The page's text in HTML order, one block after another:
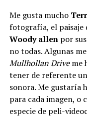
Me gusta mucho
fotografía, el paisaje
Woody allenpor
no todas. Algunas
Mullhollan Driveme
tener de referente
sonora. Me gustaría
para cada imagen, o
especie de peli-